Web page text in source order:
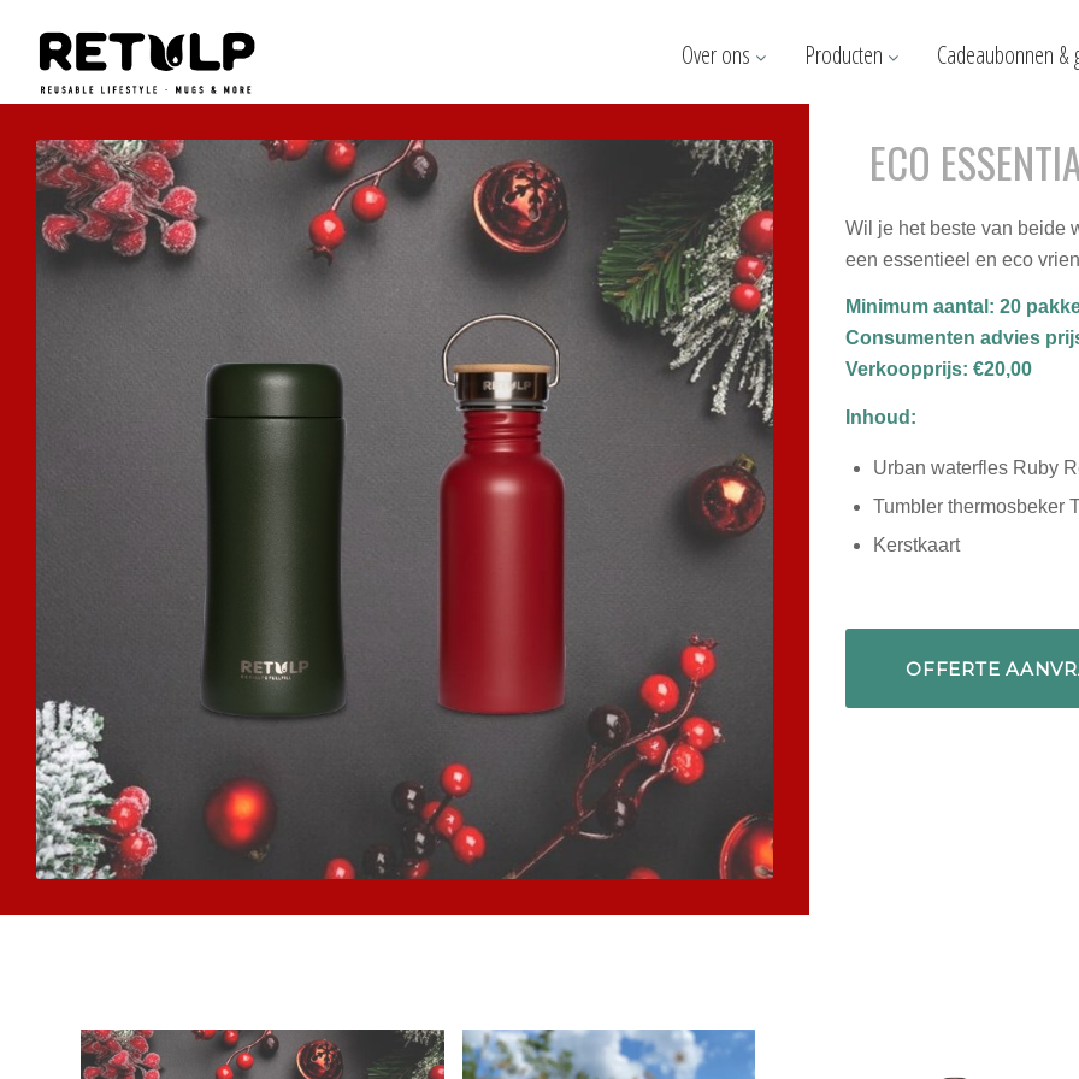
Over ons Producten Cadeaubonnen &
ECO
Wil je het beste van beide
een essentieel en eco
Minimum aantal: 20
Consumenten advies
Verkoopprijs: €20,00
Inhoud:
Urban waterfles Ruby
Tumbler thermosbeker
Kerstkaart
OFFERTE